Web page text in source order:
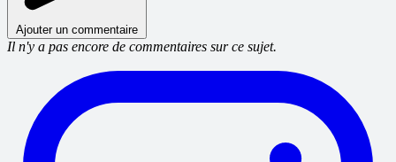
Ajouter un commentaire
Il n'y a pas encore de commentaires sur ce sujet.